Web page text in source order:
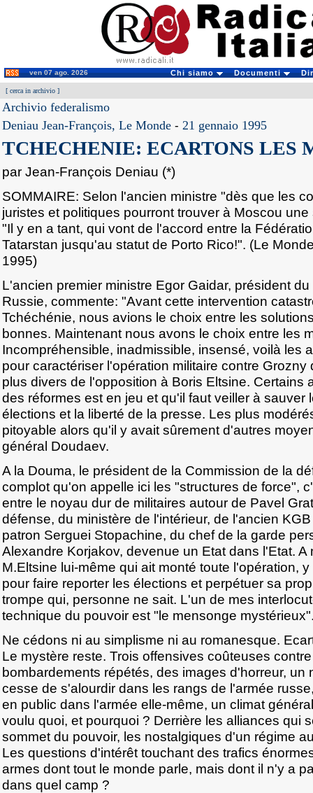
ven 07 ago. 2026 Chi siamo Documenti
[ cerca in archivio ]
Archivio federalismo
Deniau Jean-François, Le Monde - 21 gennaio 1995
TCHECHENIE: ECARTONS LES
par Jean-François Deniau (*)
SOMMAIRE: Selon l'ancien ministre "dès que les
juristes et politiques pourront trouver à Moscou
"Il y en a tant, qui vont de l'accord entre la
Tatarstan jusqu'au statut de Porto Rico!". (Le
1995)
L'ancien premier ministre Egor Gaidar, président
Russie, commente: "Avant cette intervention
Tchéchénie, nous avions le choix entre les
bonnes. Maintenant nous avons le choix entre les
Incompréhensible, inadmissible, insensé, voilà les
pour caractériser l'opération militaire contre Grozny
plus divers de l'opposition à Boris Eltsine. Certains
des réformes est en jeu et qu'il faut veiller à sauver
élections et la liberté de la presse. Les plus
pitoyable alors qu'il y avait sûrement d'autres
général Doudaev.
A la Douma, le président de la Commission de la
complot qu'on appelle ici les "structures de force",
entre le noyau dur de militaires autour de Pavel
défense, du ministère de l'intérieur, de l'ancien
patron Serguei Stopachine, du chef de la garde
Alexandre Korjakov, devenue un Etat dans l'Etat. A
M.Eltsine lui-même qui ait monté toute l'opération,
pour faire reporter les élections et perpétuer sa
trompe qui, personne ne sait. L'un de mes
technique du pouvoir est "le mensonge
Ne cédons ni au simplisme ni au romanesque.
Le mystère reste. Trois offensives coûteuses
bombardements répétés, des images d'horreur, un
cesse de s'alourdir dans les rangs de l'armée
en public dans l'armée elle-même, un climat
voulu quoi, et pourquoi ? Derrière les alliances qui
sommet du pouvoir, les nostalgiques d'un régime
Les questions d'intérêt touchant des trafics
armes dont tout le monde parle, mais dont il n'y a
dans quel camp ?